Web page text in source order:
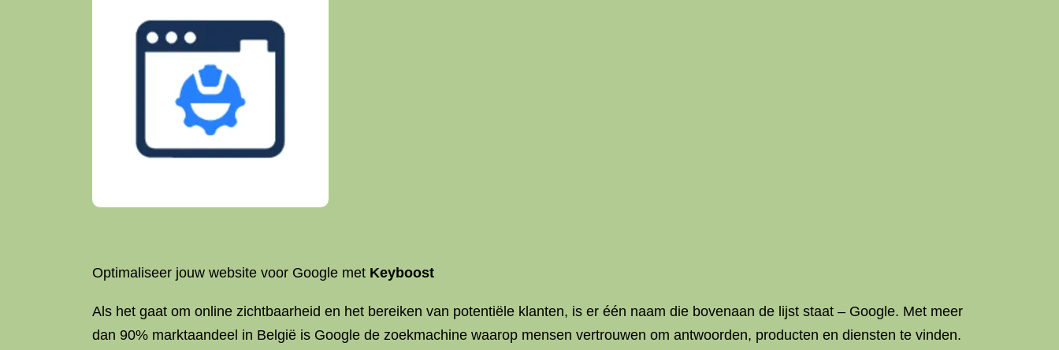
Optimaliseer jouw website voor Google met Keyboost
Als het gaat om online zichtbaarheid en het bereiken van potentiële klanten, is er één naam die bovenaan de lijst staat – Google. Met meer
dan 90% marktaandeel in België is Google de zoekmachine waarop mensen vertrouwen om antwoorden, producten en diensten te vinden.